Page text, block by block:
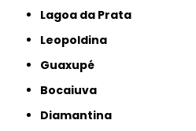
Lagoa da Prata
Leopoldina
Guaxupé
Bocaiuva
Diamantina